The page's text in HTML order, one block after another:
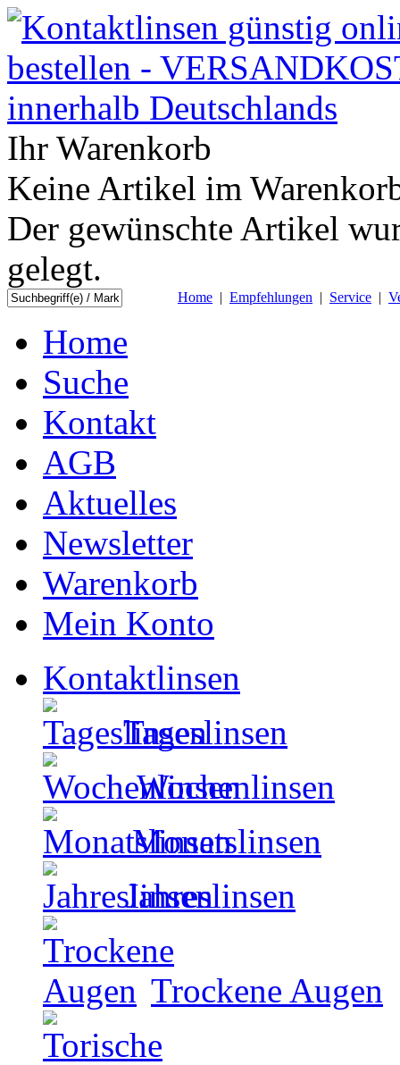
Ihr Warenkorb
Keine Artikel im
Der gewünschte Artikel
gelegt.
Home | Empfehlungen | Service |
Home
Suche
Kontakt
AGB
Aktuelles
Newsletter
Warenkorb
Mein Konto
Kontaktlinsen
Tageslinsen
Wochenlinsen
Monatslinsen
Jahreslinsen
Trockene Augen